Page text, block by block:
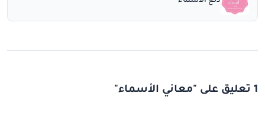
1 تعليق على "معاني الأسماء"